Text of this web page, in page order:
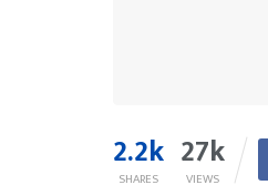
2.2k
SHARES
27k
VIEWS